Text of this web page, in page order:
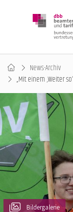
News-Archiv
„Mit einem ‚Weiter
Bildergalerie